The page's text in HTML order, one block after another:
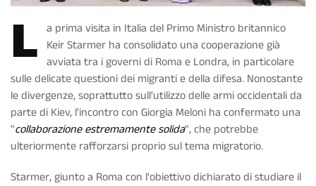
L a prima visita in Italia del Primo Ministro britannico
Keir Starmer ha consolidato una cooperazione già
avviata tra i governi di Roma e Londra, in particolare
sulle delicate questioni dei migranti e della difesa. Nonostante
le divergenze, soprattutto sull'utilizzo delle armi occidentali da
parte di Kiev, l'incontro con Giorgia Meloni ha confermato una
"collaborazione estremamente solida", che potrebbe
ulteriormente rafforzarsi proprio sul tema migratorio.
Starmer, giunto a Roma con l'obiettivo dichiarato di studiare il